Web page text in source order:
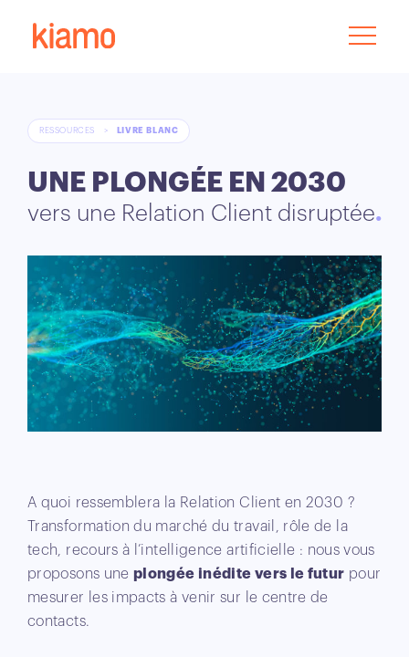
RESSOURCES > LIVRE BLANC
UNE PLONGÉE EN 2030
vers une Relation Client disruptée
A quoi ressemblera la Relation Client en 2030 ?
Transformation du marché du travail, rôle de la
tech, recours à l’intelligence artificielle : nous vous
proposons uneplongée inédite vers le futur pour
mesurer les impacts à venir sur le centre de
contacts.